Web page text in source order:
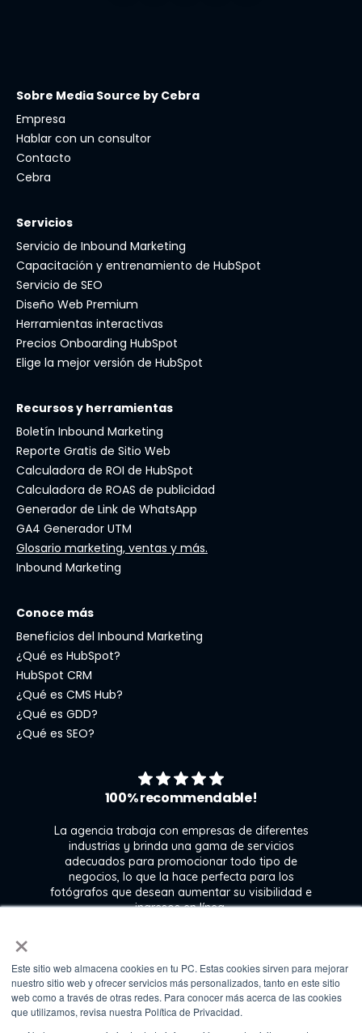
×
Este sitio web almacena cookies en tu PC. Estas cookies sirven para mejorar
nuestro sitio web y ofrecer servicios más personalizados, tanto en este sitio
web como a través de otras redes. Para conocer más acerca de las cookies
que utilizamos, revisa nuestra Política de Privacidad.
Sobre Media Source by Cebra
Empresa
Hablar con un consultor
Contacto
Cebra
Servicios
Servicio de Inbound Marketing
Capacitación y entrenamiento de HubSpot
Servicio de SEO
Diseño Web Premium
Herramientas interactivas
Precios Onboarding HubSpot
Elige la mejor versión de HubSpot
Recursos y herramientas
Boletín Inbound Marketing
Reporte Gratis de Sitio Web
Calculadora de ROI de HubSpot
Calculadora de ROAS de publicidad
Generador de Link de WhatsApp
GA4 Generador UTM
Glosario marketing, ventas y más.
Inbound Marketing
Conoce más
Beneficios del Inbound Marketing
¿Qué es HubSpot?
HubSpot CRM
¿Qué es CMS Hub?
¿Qué es GDD?
¿Qué es SEO?
100% recommendable!
La agencia trabaja con empresas de diferentes
industrias y brinda una gama de servicios
adecuados para promocionar todo tipo de
negocios, lo que la hace perfecta para los
fotógrafos que desean aumentar su visibilidad e
ingresos en línea.
Kate Gross
Marketing & graphic design assistant at
Fixthephoto